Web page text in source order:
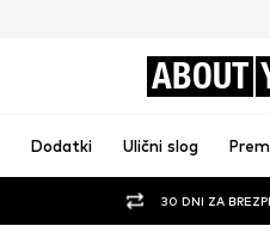
ABOUT
Dodatki Ulični slog
30 DNI ZA